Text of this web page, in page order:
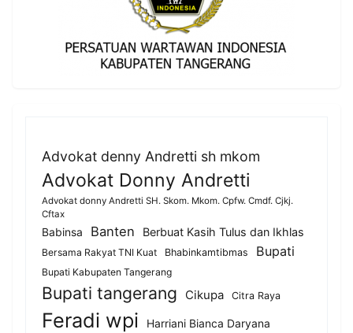
Advokat denny Andretti sh mkom
Advokat Donny Andretti
Advokat donny Andretti SH. Skom. Mkom. Cpfw. Cmdf. Cjkj.
Cftax
Babinsa Banten Berbuat Kasih Tulus dan Ikhlas
Bersama Rakyat TNI Kuat Bhabinkamtibmas Bupati
Bupati Kabupaten Tangerang
Bupati tangerang Cikupa Citra Raya
Feradi wpi Harriani Bianca Daryana